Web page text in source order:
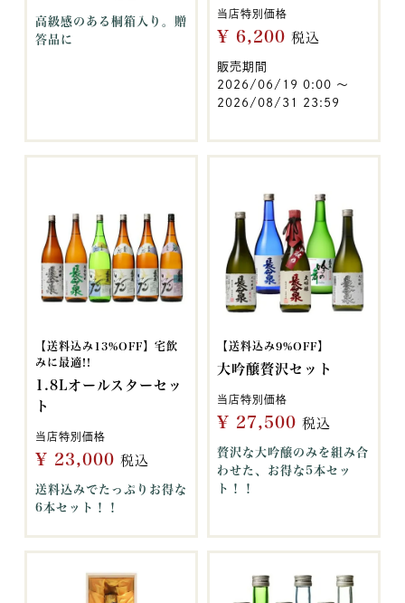
高級感のある桐箱入り。贈
答品に
当店特別価格
¥ 6,200 税込
販売期間
2026/06/19 0:00 〜
2026/08/31 23:59
【送料込み13%OFF】宅飲
みに最適!!
1.8Lオールスターセッ
ト
当店特別価格
¥ 23,000 税込
送料込みでたっぷりお得な
6本セット！！
【送料込み9%OFF】
大吟醸贅沢セット
当店特別価格
¥ 27,500 税込
贅沢な大吟醸のみを組み合
わせた、お得な5本セッ
ト！！